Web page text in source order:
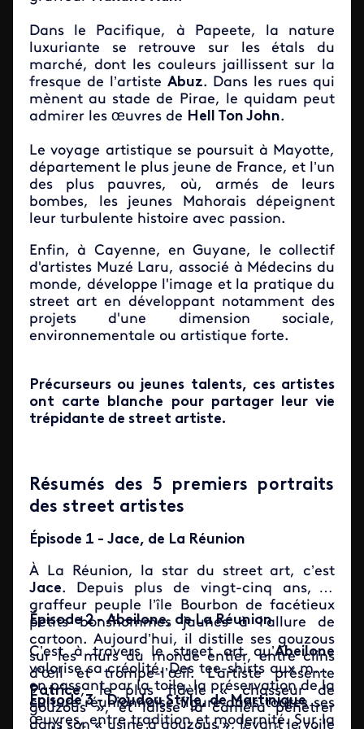
Dans le Pacifique, à Papeete, la nature
luxuriante se retrouve sur les étals du
marché, dont les couleurs jaillissent sur la
fresque de l’artiste Abuz. Dans les rues qui
mènent au stade de Pirae, le quidam peut
admirer les œuvres de Hell Ton John.
Le voyage artistique se poursuit à Mayotte,
département le plus jeune de France, et l’un
des plus pauvres, où, armés de leurs
bombes, les jeunes Mahorais dépeignent
leur turbulente histoire avec passion.
Enfin, à Cayenne, en Guyane, le collectif
d'artistes Muzé Laru, associé à Médecins du
monde, développe l'image et la pratique du
street art en développant notamment des
projets d'une dimension sociale,
environnementale ou artistique forte.
Précurseurs ou jeunes talents, ces artistes
ont carte blanche pour partager leur vie
trépidante de street artiste.
Résumés des 5 premiers portraits
des street artistes
Épisode 1 - Jace, de La Réunion
À La Réunion, la star du street art, c’est
Jace. Depuis plus de vingt-cinq ans, le
graffeur peuple l’île Bourbon de facétieux
petits bonshommes jaunes à l’allure de
cartoon. Aujourd’hui, il distille ses gouzous
sur les murs du monde entier, entre clins
d’œil et trompe-l’œil. L'artiste présente
Patrice, le plus fidèle « chasseur de
gouzous », et laisse la caméra pénétrer
dans son « usine à gouzous », levant le voile
Épisode 2 - Abeilone, de La Réunion
C’est à travers le street art qu’Abeilone
valorise sa créolité. Des tee-shirts aux murs
en passant par la toile, la préservation de la
culture réunionnaise figure dans toutes ses
œuvres, entre tradition et modernité. Sur la
Épisode 3 - Doudou Style, de Martinique